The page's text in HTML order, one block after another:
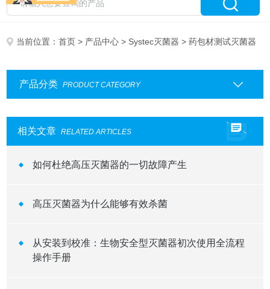
当前位置：首页 > 产品中心 > Systec灭菌器 > 药包材测试灭菌器
产品分类 PRODUCT CATEGORY
相关文章 RELATED ARTICLES
如何杜绝高压灭菌器的一切故障产生
高压灭菌器为什么能够有效杀菌
从安装到校准：生物安全型灭菌器初次使用全流程
操作手册